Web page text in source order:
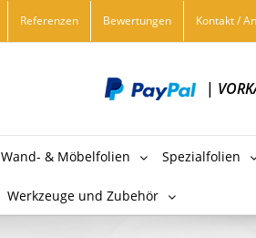
Referenzen Bewertungen Kontakt /
|
Wand- & Möbelfolien Spezialfolien
Werkzeuge und Zubehör